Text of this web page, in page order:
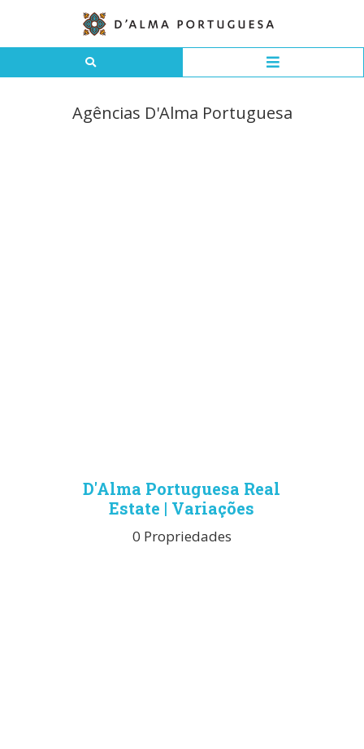
Agências D'Alma Portuguesa
D'Alma Portuguesa Real
Estate | Variações
0 Propriedades